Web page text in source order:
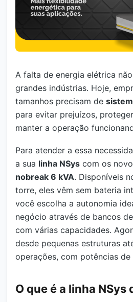
A falta de energia elétrica
grandes indústrias. Hoje,
tamanhos precisam de
para evitar prejuízos,
manter a operação
Para atender a essa
a sua linha NSys com os
nobreak 6 kVA. Disponíveis
torre, eles vêm sem bateria
você escolha a autonomia
negócio através de bancos
com várias capacidades.
desde pequenas estruturas
operações, com potências de
O que é a linha NSys